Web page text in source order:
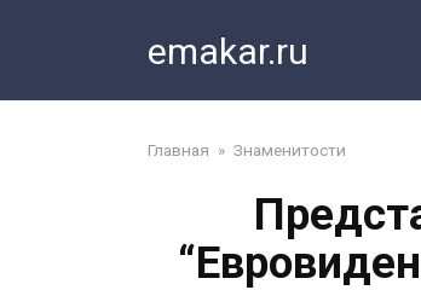
emakar.ru
Главная » Знаменитости